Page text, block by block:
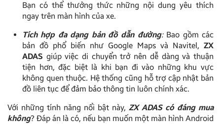
Bạn có thể thưởng thức những nội dung yêu thích
ngay trên màn hình của xe.
Tích hợp đa dạng bản đồ dẫn đường:Bao gồm các
bản đồ phổ biến như Google Maps và Navitel, ZX
ADAS giúp việc di chuyển trở nên dễ dàng và thuận
tiện hơn, đặc biệt là khi bạn đi vào những khu vực
không quen thuộc. Hệ thống cũng hỗ trợ cập nhật bản
đồ liên tục để đảm bảo thông tin luôn chính xác.
Với những tính năng nổi bật này, ZX ADAS có đáng mua
không? Đáp án là có, nếu bạn muốn một màn hình Android